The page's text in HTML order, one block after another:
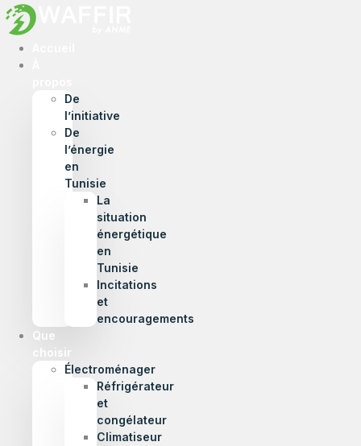
De
l’initiative
De
l’énergie
en
Tunisie
La
situation
énergétique
en
Tunisie
Incitations
et
encouragements
Que
choisir
Électroménager
Réfrigérateur
et
congélateur
Climatiseur